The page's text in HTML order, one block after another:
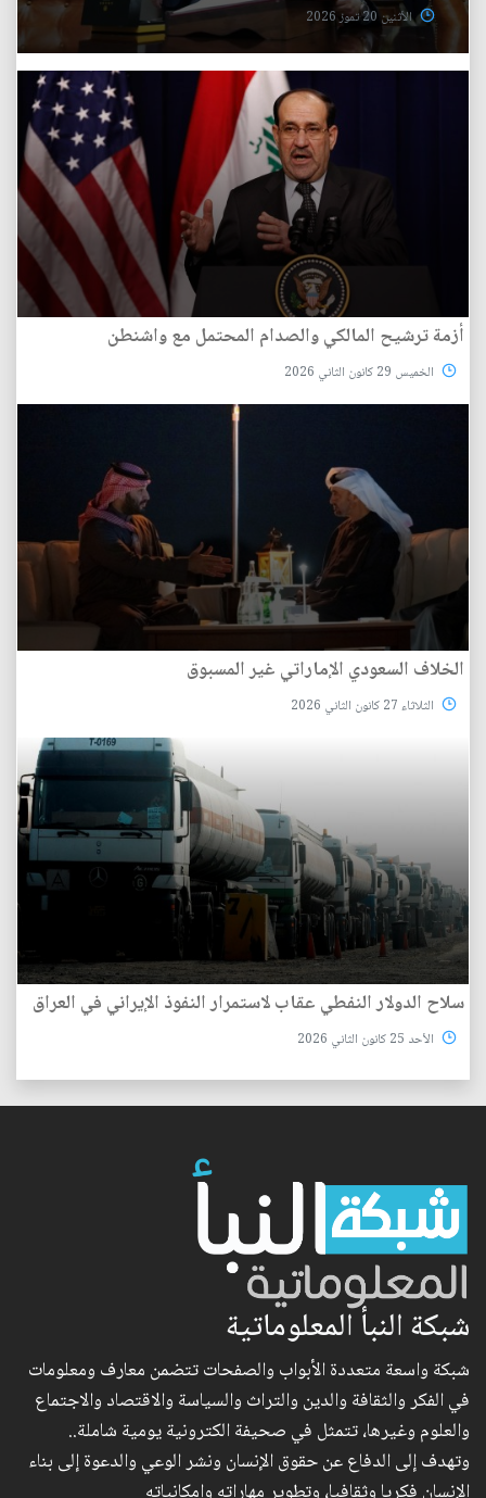
الأثنين 20 تموز 2026
أزمة ترشيح المالكي والصدام المحتمل مع واشنطن
الخميس 29 كانون الثاني 2026
الخلاف السعودي الإماراتي غير المسبوق
الثلاثاء 27 كانون الثاني 2026
سلاح الدولار النفطي عقاب لاستمرار النفوذ الإيراني في العراق
الأحد 25 كانون الثاني 2026
شبكة النبأ المعلوماتية
شبكة واسعة متعددة الأبواب والصفحات تتضمن معارف ومعلومات
في الفكر والثقافة والدين والتراث والسياسة والاقتصاد والاجتماع
والعلوم وغيرها، تتمثل في صحيفة الكترونية يومية شاملة..
وتهدف إلى الدفاع عن حقوق الإنسان ونشر الوعي والدعوة إلى بناء